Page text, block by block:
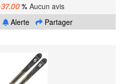
% Aucun avis
Alerte Partager